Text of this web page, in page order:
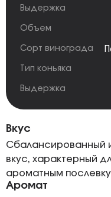
Выдержка
Объем
Сорт винограда
Тип коньяка
Выдержка
Вкус
Сбалансированный
вкус, характерный
ароматным
Аромат